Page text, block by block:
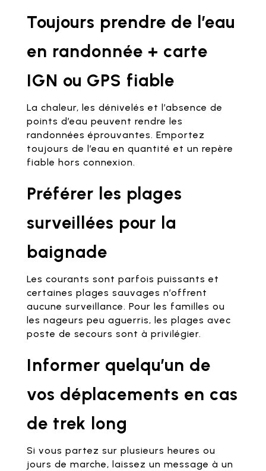
Toujours prendre de l’eau
en randonnée + carte
IGN ou GPS fiable
La chaleur, les dénivelés et l’absence de
points d’eau peuvent rendre les
randonnées éprouvantes. Emportez
toujours de l’eau en quantité et un repère
fiable hors connexion.
Préférer les plages
surveillées pour la
baignade
Les courants sont parfois puissants et
certaines plages sauvages n’offrent
aucune surveillance. Pour les familles ou
les nageurs peu aguerris, les plages avec
poste de secours sont à privilégier.
Informer quelqu’un de
vos déplacements en cas
de trek long
Si vous partez sur plusieurs heures ou
jours de marche, laissez un message à un